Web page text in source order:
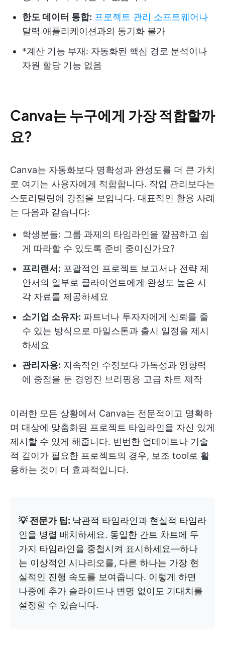
한도 데이터 통합: 프로젝트 관리 소프트웨어나
달력 애플리케이션과의 동기화 불가
*계산 기능 부재: 자동화된 핵심 경로 분석이나
자원 할당 기능 없음
Canva는 누구에게 가장 적합할까
요?
Canva는 자동화보다 명확성과 완성도를 더 큰 가치
로 여기는 사용자에게 적합합니다. 작업 관리보다는
스토리텔링에 강점을 보입니다. 대표적인 활용 사례
는 다음과 같습니다:
학생분들: 그룹 과제의 타임라인을 깔끔하고 쉽
게 따라할 수 있도록 준비 중이신가요?
프리랜서: 포괄적인 프로젝트 보고서나 전략 제
안서의 일부로 클라이언트에게 완성도 높은 시
각 자료를 제공하세요
소기업 소유자: 파트너나 투자자에게 신뢰를 줄
수 있는 방식으로 마일스톤과 출시 일정을 제시
하세요
관리자용: 지속적인 수정보다 가독성과 영향력
에 중점을 둔 경영진 브리핑용 고급 차트 제작
이러한 모든 상황에서 Canva는 전문적이고 명확하
며 대상에 맞춤화된 프로젝트 타임라인을 자신 있게
제시할 수 있게 해줍니다. 빈번한 업데이트나 기술
적 깊이가 필요한 프로젝트의 경우, 보조 tool로 활
용하는 것이 더 효과적입니다.
💡 전문가 팁: 낙관적 타임라인과 현실적 타임라
인을 병렬 배치하세요. 동일한 간트 차트에 두
가지 타임라인을 중첩시켜 표시하세요—하나
는 이상적인 시나리오를, 다른 하나는 가장 현
실적인 진행 속도를 보여줍니다. 이렇게 하면
나중에 추가 슬라이드나 변명 없이도 기대치를
설정할 수 있습니다.